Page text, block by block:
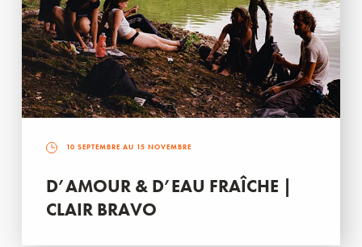
10 SEPTEMBRE AU 15 NOVEMBRE
D’AMOUR & D’EAU FRAÎCHE |
CLAIR BRAVO